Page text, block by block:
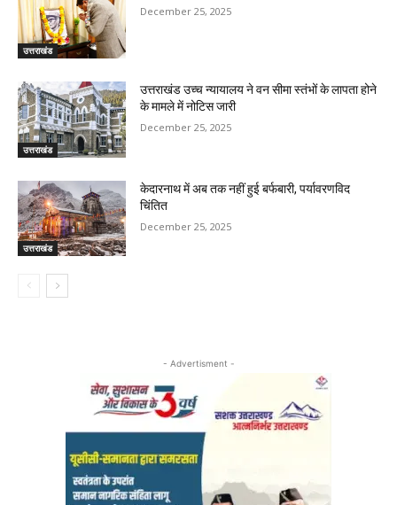
उत्तराखंड
December 25, 2025
उत्तराखंड
उत्तराखंड उच्च न्यायालय ने वन सीमा स्तंभों के लापता होने
के मामले में नोटिस जारी
December 25, 2025
उत्तराखंड
केदारनाथ में अब तक नहीं हुई बर्फबारी, पर्यावरणविद
चिंतित
December 25, 2025
- Advertisment -